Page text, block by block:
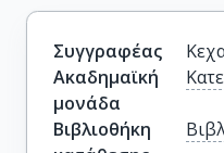
Συγγραφέας
Ακαδημαϊκή
μονάδα
Βιβλιοθήκη